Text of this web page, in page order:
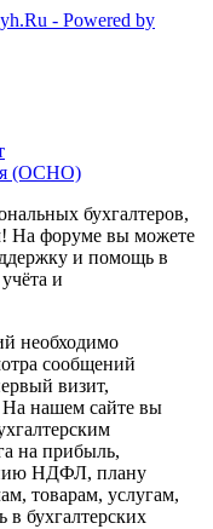
(ОСНО)
бухгалтеров,
На форуме вы можете
и помощь в
и
необходимо
сообщений
визит,
На нашем сайте вы
на прибыль,
НДФЛ, плану
товарам, услугам,
в бухгалтерских